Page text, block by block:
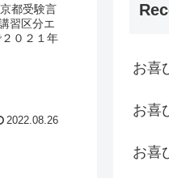
都受験言
習区分エ
０２１年
2022.08.26
お喜
お喜
お喜